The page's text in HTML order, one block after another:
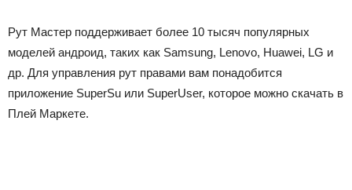
Рут Мастер поддерживает более 10 тысяч популярных
моделей андроид, таких как Samsung, Lenovo, Huawei, LG и
др. Для управления рут правами вам понадобится
приложение SuperSu или SuperUser, которое можно скачать в
Плей Маркете.